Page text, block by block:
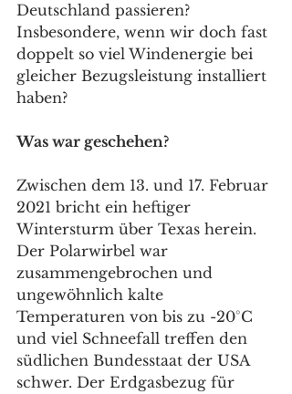
Deutschland passieren?
Insbesondere, wenn wir doch fast
doppelt so viel Windenergie bei
gleicher Bezugsleistung installiert
haben?
Was war geschehen?
Zwischen dem 13. und 17. Februar
2021 bricht ein heftiger
Wintersturm über Texas herein.
Der Polarwirbel war
zusammengebrochen und
ungewöhnlich kalte
Temperaturen von bis zu -20°C
und viel Schneefall treffen den
südlichen Bundesstaat der USA
schwer. Der Erdgasbezug für